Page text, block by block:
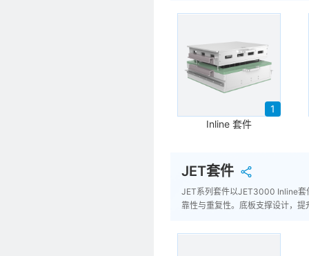
Inline 套件
1
JET套件
JET系列套件以JET3000 Inline套
靠性与重复性。底板支撑设计，